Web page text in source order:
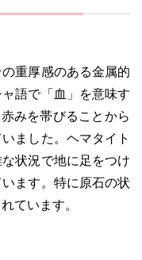
重厚感のある金属的
語で「血」を意味す
みを帯びることから
ました。ヘマタイト
状況で地に足をつけ
ます。特に原石の状
ています。